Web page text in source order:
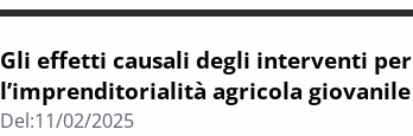
Gli effetti causali degli interventi per
l’imprenditorialità agricola giovanile
Del:11/02/2025